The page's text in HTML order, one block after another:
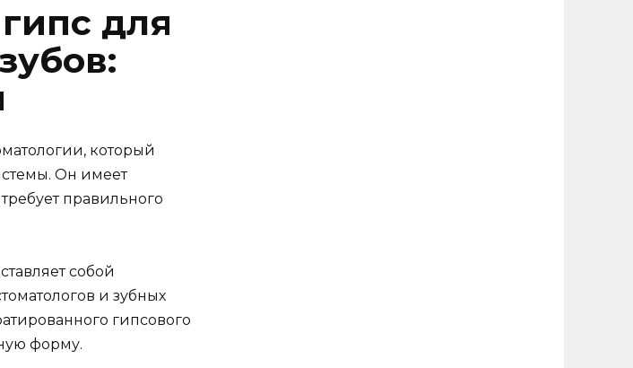
для
который
Он имеет
правильного
собой
и зубных
гипсового
форму.